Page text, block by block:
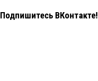
Подпишитесь ВКонтакте!